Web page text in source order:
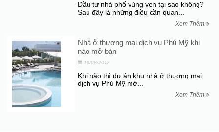
Đầu tư nhà phố vùng ven tại sao không?
Sau đây là những điều cần quan...
Xem Thêm
Nhà ở thương mại dịch vụ Phú Mỹ khi
nào mở bán
18/08/2018
Khi nào thì dự án khu nhà ở thương mại
dịch vụ Phú Mỹ mở...
Xem Thêm